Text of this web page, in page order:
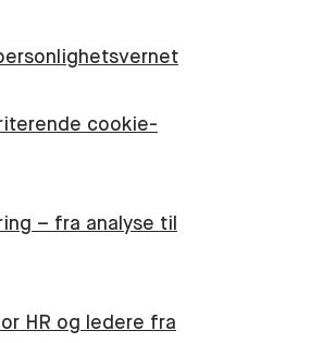
cookie-
– fra analyse til
HR og ledere fra